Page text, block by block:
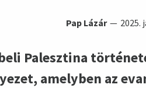
Pap Lázár 2025.
Palesztina
amelyben az